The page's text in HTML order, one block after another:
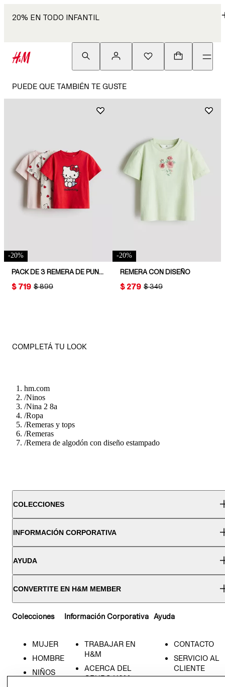
20% EN TODO INFANTIL
PUEDE QUE TAMBIÉN TE GUSTE
-20%
PACK DE 3 REMERA DE PUNTO
ORIGINAL PRICE:
$ 899
PRICE:
$ 719
-20%
REMERA CON DISEÑO
ORIGINAL PRICE:
$ 349
PRICE:
$ 279
COMPLETÁ TU LOOK
hm.com
/Ninos
/Nina 2 8a
/Ropa
/Remeras y tops
/Remeras
/Remera de algodón con diseño estampado
COLECCIONES
INFORMACIÓN CORPORATIVA
AYUDA
CONVERTITE EN H&M MEMBER
Colecciones
MUJER
HOMBRE
NIÑOS
Información Corporativa
TRABAJAR EN
H&M
ACERCA DEL
GRUPO H&M
Ayuda
CONTACTO
SERVICIO AL
CLIENTE